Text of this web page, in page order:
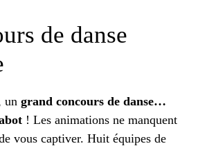
de danse
un grand concours de danse…
! Les animations ne manquent
vous captiver. Huit équipes de